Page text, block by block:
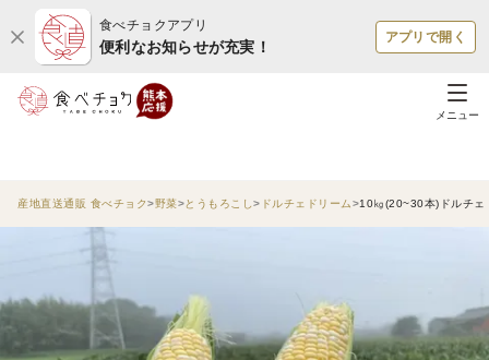
食べチョクアプリ
便利なお知らせが充実！
アプリで開く
メニュー
産地直送通販 食べチョク 野菜 とうもろこし ドルチェドリーム 10㎏(20~30本)ドルチ